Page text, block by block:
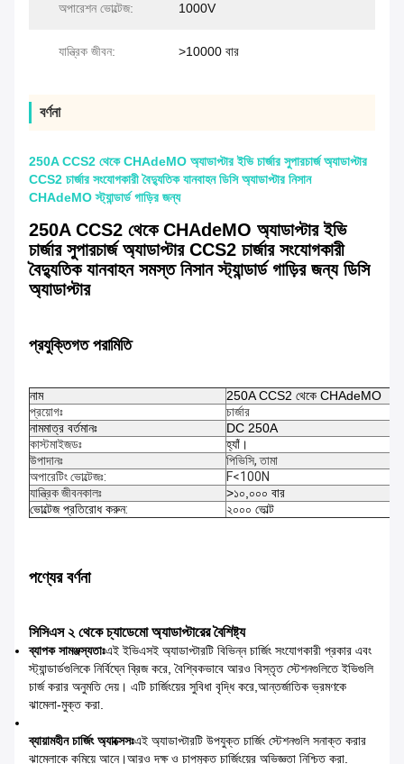
অপারেশন ভোল্টেজ: 1000V
যান্ত্রিক জীবন: >10000 বার
বর্ণনা
250A CCS2 থেকে CHAdeMO অ্যাডাপ্টার ইভি চার্জার সুপারচার্জ অ্যাডাপ্টার
CCS2 চার্জার সংযোগকারী বৈদ্যুতিক যানবাহন ডিসি অ্যাডাপ্টার নিসান
CHAdeMO স্ট্যান্ডার্ড গাড়ির জন্য
250A CCS2 থেকে CHAdeMO অ্যাডাপ্টার ইভি
চার্জার সুপারচার্জ অ্যাডাপ্টার CCS2 চার্জার সংযোগকারী
বৈদ্যুতিক যানবাহন সমস্ত নিসান স্ট্যান্ডার্ড গাড়ির জন্য ডিসি
অ্যাডাপ্টার
প্রযুক্তিগত পরামিতি
নাম
250A CCS2 থেকে CHAdeMO
প্রয়োগঃ
চার্জার
নামমাত্র বর্তমানঃ
DC 250A
কাস্টমাইজডঃ
হ্যাঁ।
উপাদানঃ
পিভিসি, তামা
অপারেটিং ভোল্টেজঃ:
F<100N
যান্ত্রিক জীবনকালঃ
>১০,০০০ বার
ভোল্টেজ প্রতিরোধ করুন: ২০০০ ভোল্ট
পণ্যের বর্ণনা
সিসিএস ২ থেকে চ্যাডেমো অ্যাডাপ্টারের বৈশিষ্ট্য
ব্যাপক সামঞ্জস্যতাঃএই ইভিএসই অ্যাডাপ্টারটি বিভিন্ন চার্জিং সংযোগকারী প্রকার এবং
স্ট্যান্ডার্ডগুলিকে নির্বিঘ্নে ব্রিজ করে, বৈশ্বিকভাবে আরও বিস্তৃত স্টেশনগুলিতে ইভিগুলি
চার্জ করার অনুমতি দেয়। এটি চার্জিংয়ের সুবিধা বৃদ্ধি করে,আন্তর্জাতিক ভ্রমণকে
ঝামেলা-মুক্ত করা.
ব্যায়ামহীন চার্জিং অ্যাক্সেসঃএই অ্যাডাপ্টারটি উপযুক্ত চার্জিং স্টেশনগুলি সনাক্ত করার
ঝামেলাকে কমিয়ে আনে।আরও দক্ষ ও চাপমুক্ত চার্জিংয়ের অভিজ্ঞতা নিশ্চিত করা.